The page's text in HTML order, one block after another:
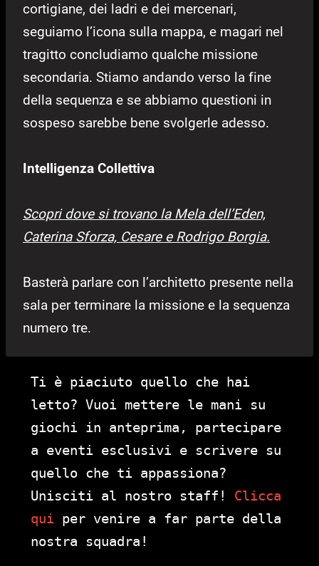
cortigiane, dei ladri e dei mercenari,
seguiamo l’icona sulla mappa, e magari nel
tragitto concludiamo qualche missione
secondaria. Stiamo andando verso la fine
della sequenza e se abbiamo questioni in
sospeso sarebbe bene svolgerle adesso.
Intelligenza Collettiva
Scopri dove si trovano la Mela dell’Eden,
Caterina Sforza, Cesare e Rodrigo Borgia.
Basterà parlare con l’architetto presente nella
sala per terminare la missione e la sequenza
numero tre.
Ti è piaciuto quello che hai
letto? Vuoi mettere le mani su
giochi in anteprima, partecipare
a eventi esclusivi e scrivere su
quello che ti appassiona?
Unisciti al nostro staff! Clicca
qui per venire a far parte della
nostra squadra!